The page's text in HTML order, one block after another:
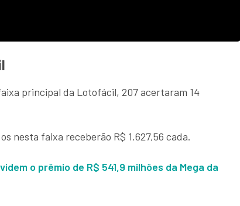
principal da Lotofácil, 207 acertaram 14
nesta faixa receberão R$ 1.627,56 cada.
o prêmio de R$ 541,9 milhões da Mega da